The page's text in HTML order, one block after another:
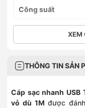
Công suất
XEM
THÔNG TIN SẢN
Cáp sạc nhanh USB
vỏ dù 1M được